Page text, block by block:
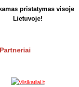
pristatymas visoje
Lietuvoje!
Partneriai